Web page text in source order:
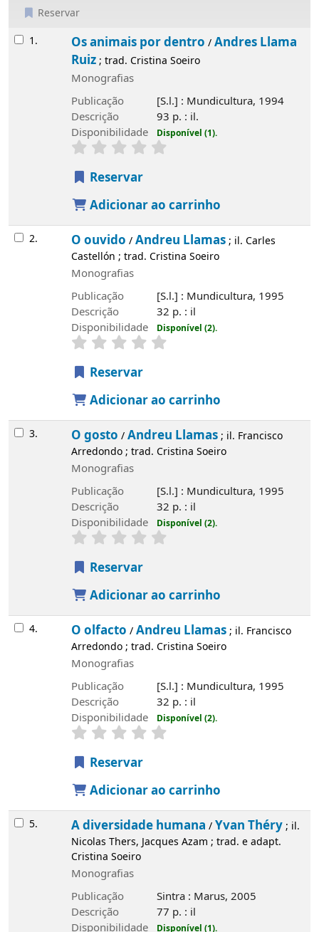
Reservar
Resultados
1. Os animais por dentro /Andres Llama
Ruiz; trad. Cristina Soeiro
Monografias
Publicação
[S.l.] : Mundicultura, 1994
Descrição
93 p. : il.
Disponibilidade
Disponível (1).
Reservar
Adicionar ao carrinho
2. O ouvido /Andreu Llamas; il. Carles
Castellón ; trad. Cristina Soeiro
Monografias
Publicação
[S.l.] : Mundicultura, 1995
Descrição
32 p. : il
Disponibilidade
Disponível (2).
Reservar
Adicionar ao carrinho
3. O gosto /Andreu Llamas; il. Francisco
Arredondo ; trad. Cristina Soeiro
Monografias
Publicação
[S.l.] : Mundicultura, 1995
Descrição
32 p. : il
Disponibilidade
Disponível (2).
Reservar
Adicionar ao carrinho
4. O olfacto /Andreu Llamas; il. Francisco
Arredondo ; trad. Cristina Soeiro
Monografias
Publicação
[S.l.] : Mundicultura, 1995
Descrição
32 p. : il
Disponibilidade
Disponível (2).
Reservar
Adicionar ao carrinho
5. A diversidade humana /Yvan Théry; il.
Nicolas Thers, Jacques Azam ; trad. e adapt.
Cristina Soeiro
Monografias
Publicação
Sintra : Marus, 2005
Descrição
77 p. : il
Disponibilidade
Disponível (1).